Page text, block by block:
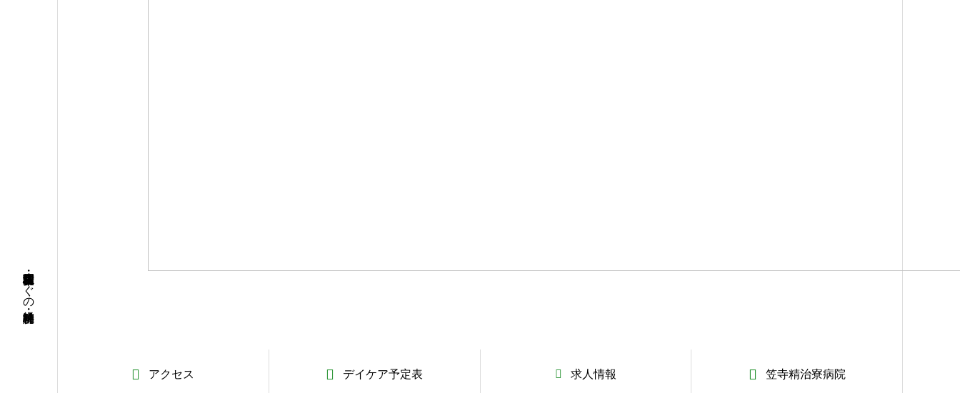
名古屋市昭和区・荒畑駅徒歩すぐの精神科・神経科病院
アクセス デイケア予定表 求人情報 笠寺精治寮病院